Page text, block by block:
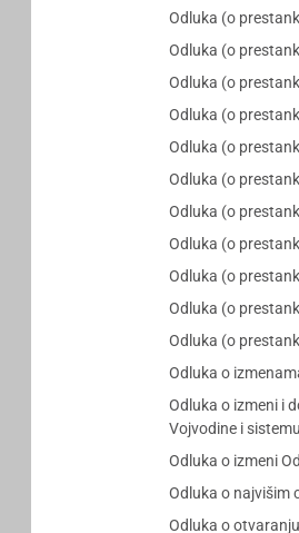
Odluka (o
Odluka (o
Odluka (o
Odluka (o
Odluka (o
Odluka (o
Odluka (o
Odluka (o
Odluka (o
Odluka (o
Odluka (o
Odluka o
Odluka o izmeni i
Vojvodine i
Odluka o izmeni
Odluka o najvišim
Odluka o